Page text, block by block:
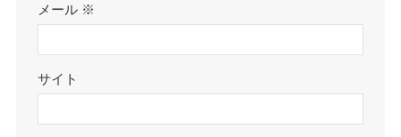
メール ※
サイト